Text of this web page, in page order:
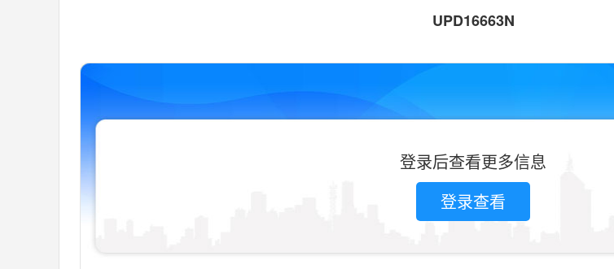
UPD16663N
登录后查看更多信息
登录查看